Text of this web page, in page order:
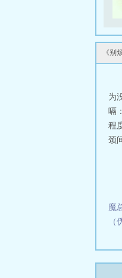
《别
为
嗝
程
颈
魔
（